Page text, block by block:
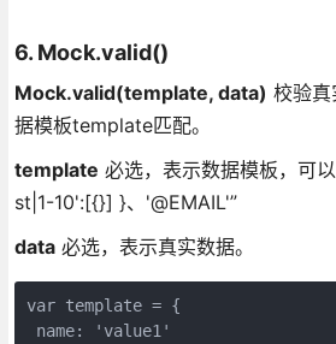
6. Mock.valid()
Mock.valid(template, data) 校验
据模板template匹配。
template 必选，表示数据模板，可
st|1-10':[{}] }、'@EMAIL'”
data必选，表示真实数据。
var template = {
name: 'value1'